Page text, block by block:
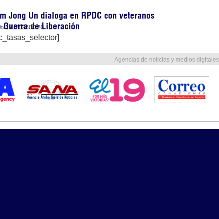
Jong Un dialoga en RPDC con veteranos
Guerra de Liberación
29, 202600:20
Agencias de noticias y medios digitales